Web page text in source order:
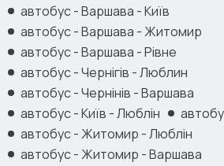
автобус - Варшава - Київ
автобус - Варшава - Житомир
автобус - Варшава - Рівне
автобус - Чернігів - Люблин
автобус - Чернінів - Варшава
автобус - Київ - Люблін
автобус - Житомир - Люблін
автобус - Житомир - Варшава